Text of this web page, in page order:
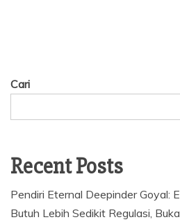
Cari
Recent Posts
Pendiri Eternal Deepinder Goyal:
Butuh Lebih Sedikit Regulasi,